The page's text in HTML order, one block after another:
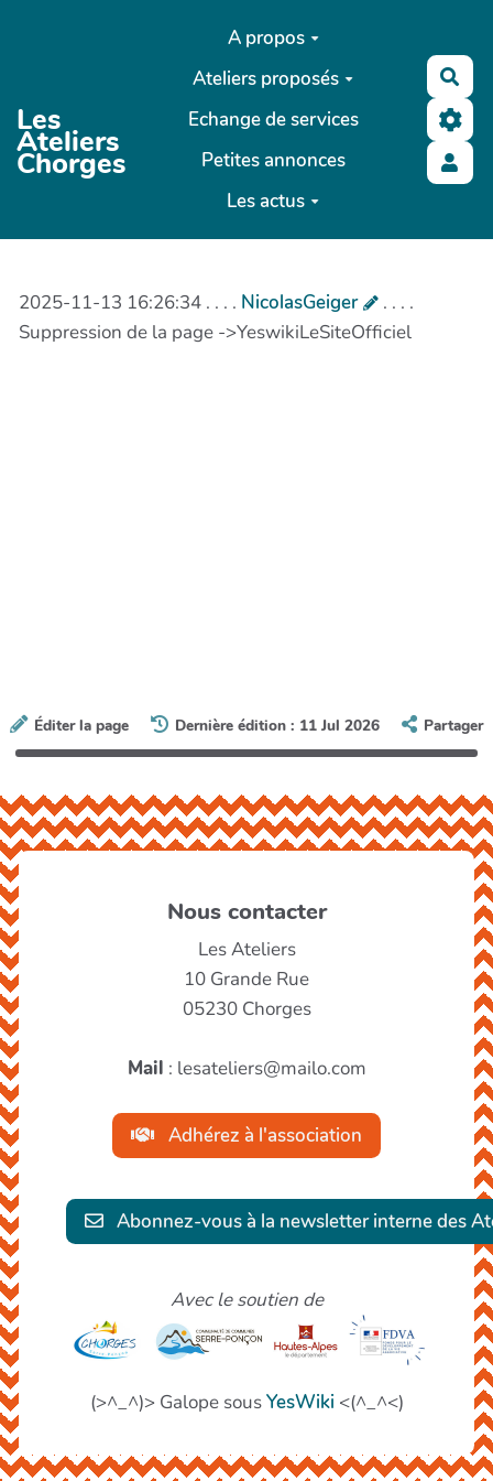
Aller au contenu principal
Les
Ateliers
Chorges
A propos
Ateliers proposés
Echange de services
Petites annonces
Les actus
2025-11-13 16:26:34 . . . . NicolasGeiger
. . . .
Suppression de la page ->YeswikiLeSiteOfficiel
Éditer la page Dernière édition : 11 Jul 2026 Partager
Nous contacter
Les Ateliers
10 Grande Rue
05230 Chorges
Mail : lesateliers@mailo.com
Adhérez à l'association
Abonnez-vous à la newsletter interne des
Avec le soutien de
(>^_^)> Galope sousYesWiki <(^_^<)